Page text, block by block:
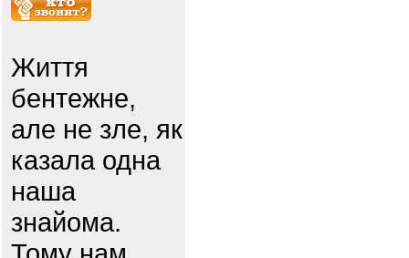
Життя
бентежне,
але не зле, як
казала одна
наша
знайома.